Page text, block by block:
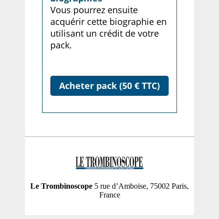
Vous pourrez ensuite
acquérir cette biographie en
utilisant un crédit de votre
pack.
Acheter pack (50 € TTC)
Le Trombinoscope 5 rue d’Amboise, 75002 Paris,
France